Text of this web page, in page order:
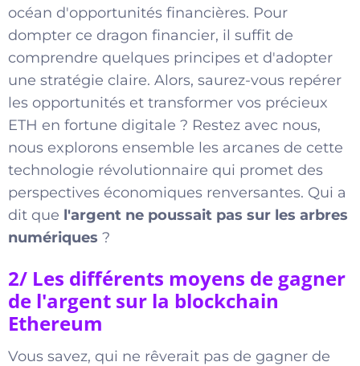
océan d'opportunités financières. Pour
dompter ce dragon financier, il suffit de
comprendre quelques principes et d'adopter
une stratégie claire. Alors, saurez-vous repérer
les opportunités et transformer vos précieux
ETH en fortune digitale ? Restez avec nous,
nous explorons ensemble les arcanes de cette
technologie révolutionnaire qui promet des
perspectives économiques renversantes. Qui a
dit que l'argent ne poussait pas sur les arbres
numériques ?
2/ Les différents moyens de gagner
de l'argent sur la blockchain
Ethereum
Vous savez, qui ne rêverait pas de gagner de